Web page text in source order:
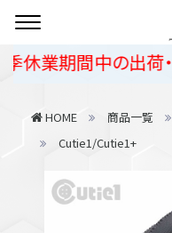
期間中の出荷・サ
HOME 商品一覧
Cutie1/Cutie1+